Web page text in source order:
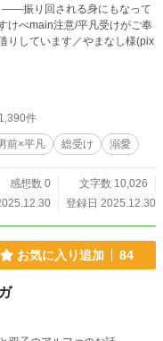
――振り回される身にもなって
りしています／やまなし様(pix
件
前×平凡 総受け 溺愛
感想数 0
文字数 10,026
登録日 2025.12.30
お気に入り追加 84